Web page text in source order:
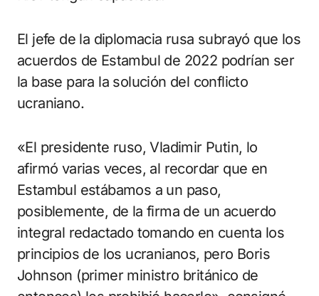
El jefe de la diplomacia rusa subrayó que los
acuerdos de Estambul de 2022 podrían ser
la base para la solución del conflicto
ucraniano.
«El presidente ruso, Vladimir Putin, lo
afirmó varias veces, al recordar que en
Estambul estábamos a un paso,
posiblemente, de la firma de un acuerdo
integral redactado tomando en cuenta los
principios de los ucranianos, pero Boris
Johnson (primer ministro británico de